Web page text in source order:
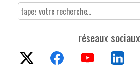
réseaux sociaux